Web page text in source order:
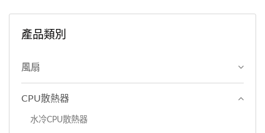
產品類別
風扇
CPU散熱器
水冷CPU散熱器